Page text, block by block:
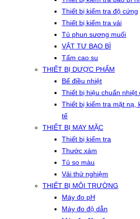
Thiết bị kiểm tra độ cứng
Thiết bị kiểm tra vải
Tủ phun sương muối
VẬT TƯ BAO BÌ
Tấm cao su
THIẾT BỊ DƯỢC PHẨM
Bể điều nhiệt
Thiết bị hiệu chuẩn nhiệt
Thiết bị kiểm tra mặt nạ,
tế
THIẾT BỊ MAY MẶC
Thiết bị kiểm tra
Thước xám
Tủ so màu
Vải thử nghiệm
THIẾT BỊ MÔI TRƯỜNG
Máy đo pH
Máy đo độ dẫn